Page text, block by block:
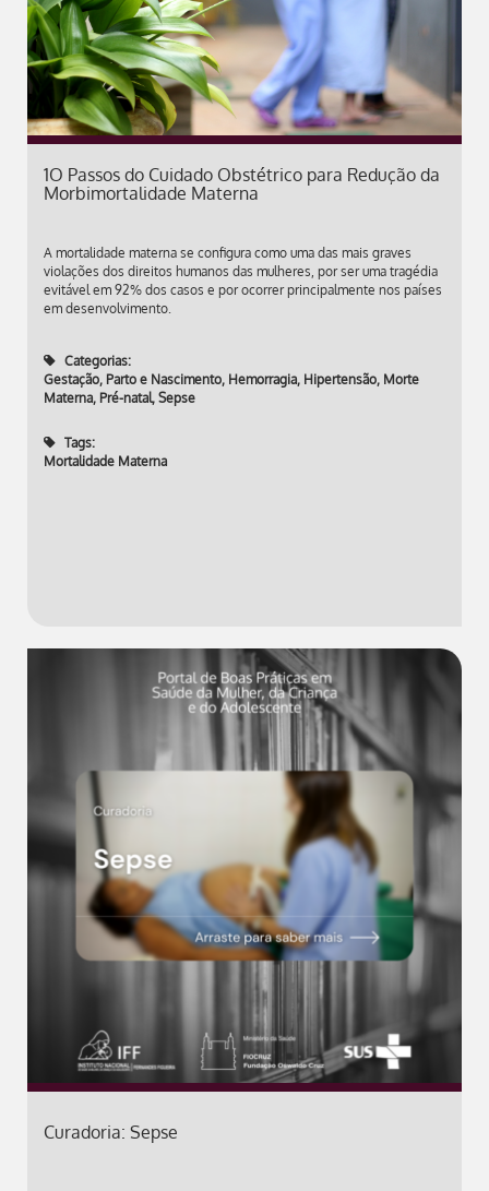
1O Passos do Cuidado Obstétrico para Redução da
Morbimortalidade Materna
A mortalidade materna se configura como uma das mais graves
violações dos direitos humanos das mulheres, por ser uma tragédia
evitável em 92% dos casos e por ocorrer principalmente nos países
em desenvolvimento.
Categorias:
Gestação, Parto e Nascimento, Hemorragia, Hipertensão, Morte
Materna, Pré-natal, Sepse
Tags:
Mortalidade Materna
Curadoria: Sepse